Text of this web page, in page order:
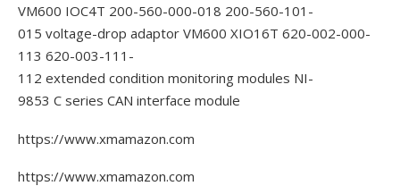
VM600 IOC4T 200-560-000-018 200-560-101-
015 voltage-drop adaptor VM600 XIO16T 620-002-000-
113 620-003-111-
112 extended condition monitoring modules NI-
9853 C series CAN interface module
https://www.xmamazon.com
https://www.xmamazon.com